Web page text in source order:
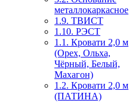
металлокаркасное
1.9. ТВИСТ
1.10. РЭСТ
1.1. Кровати 2,0 м
(Орех, Ольха,
Чёрный, Белый,
Махагон)
1.2. Кровати 2,0 м
(ПАТИНА)